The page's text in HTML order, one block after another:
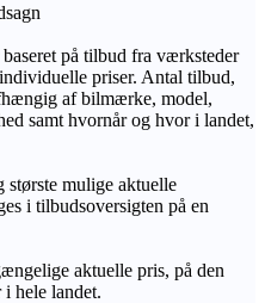
på tilbud fra værksteder
priser. Antal tilbud,
af bilmærke, model,
samt hvornår og hvor i landet,
største mulige aktuelle
i tilbudsoversigten på en
aktuelle pris, på den
hele landet.